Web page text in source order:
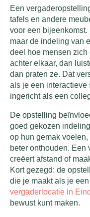
Een
tafels en andere
voor een
maar de indeling van
deel hoe mensen
achter elkaar, dan
dan praten ze. Dat
als je een interactieve
ingericht als een
De opstelling
goed gekozen
op hun gemak
beter onthouden. Een
creëert afstand of
Kort gezegd: de
die je maakt als je
vergaderlocatie in
bewust kunt maken.